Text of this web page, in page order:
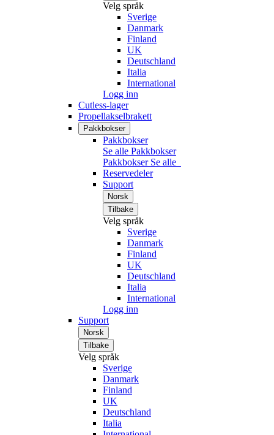
Velg språk
Sverige
Danmark
Finland
UK
Deutschland
Italia
International
Logg inn
Cutless-lager
Propellakselbrakett
Pakkbokser
Pakkbokser
Se alle Pakkbokser
Pakkbokser Se alle
Reservedeler
Support
Norsk
Tilbake
Velg språk
Sverige
Danmark
Finland
UK
Deutschland
Italia
International
Logg inn
Support
Norsk
Tilbake
Velg språk
Sverige
Danmark
Finland
UK
Deutschland
Italia